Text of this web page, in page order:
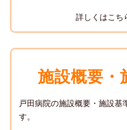
詳しくはこ
施設概要・
戸田病院の施設概要・施設基
す。